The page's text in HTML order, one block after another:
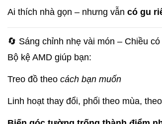
Ai thích nhà gọn – nhưng vẫn có gu
🔄 Sáng chỉnh nhẹ vài món – Chiều
Bộ kệ AMD giúp bạn:
Treo đồ theo cách bạn muốn
Linh hoạt thay đổi, phối theo mùa,